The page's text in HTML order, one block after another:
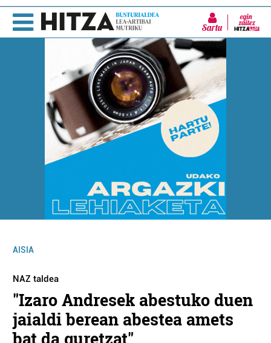
Sartu
AISIA
NAZ taldea
"Izaro Andresek abestuko duen
jaialdi berean abestea amets
bat da guretzat"